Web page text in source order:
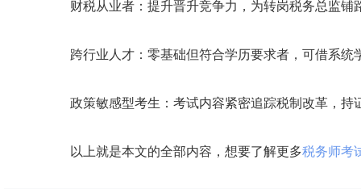
财税从业者：提升晋升竞争力，为转岗税务总监铺
跨行业人才：零基础但符合学历要求者，可借系统
政策敏感型考生：考试内容紧密追踪税制改革，持
以上就是本文的全部内容，想要了解更多税务师考